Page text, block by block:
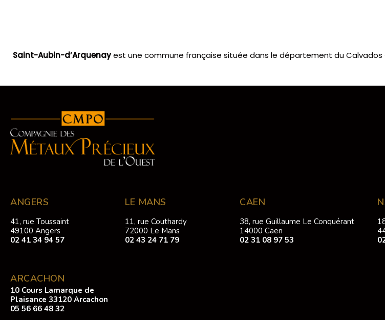
Saint-Aubin-d’Arquenayest une commune française située dans le département du Calvados
ANGERS
41, rue Toussaint
49100 Angers
02 41 34 94 57
ARCACHON
10 Cours Lamarque de
Plaisance 33120 Arcachon
05 56 66 48 32
LE MANS
11, rue Couthardy
72000 Le Mans
02 43 24 71 79
CAEN
38, rue Guillaume Le Conquérant
14000 Caen
02 31 08 97 53